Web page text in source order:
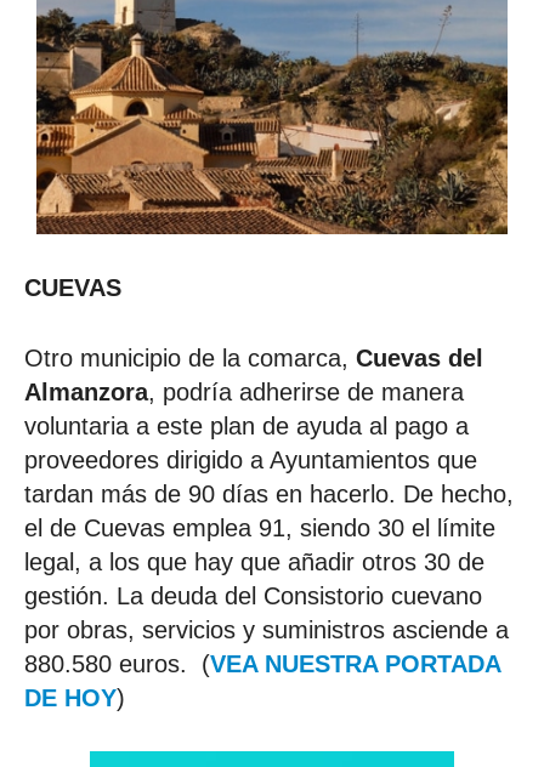
CUEVAS
Otro municipio de la comarca, Cuevas del
Almanzora, podría adherirse de manera
voluntaria a este plan de ayuda al pago a
proveedores dirigido a Ayuntamientos que
tardan más de 90 días en hacerlo. De hecho,
el de Cuevas emplea 91, siendo 30 el límite
legal, a los que hay que añadir otros 30 de
gestión. La deuda del Consistorio cuevano
por obras, servicios y suministros asciende a
880.580 euros. (VEA NUESTRA PORTADA
DE HOY)